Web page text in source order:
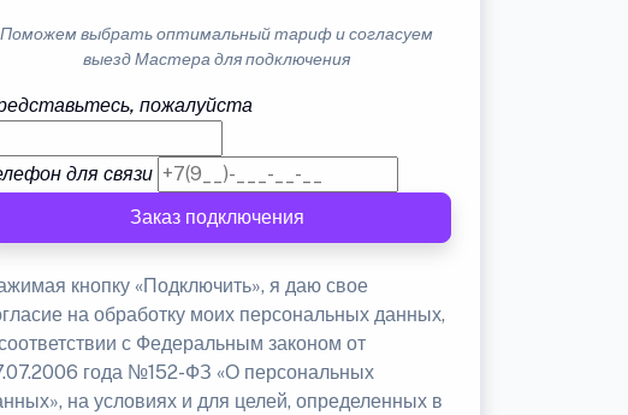
Поможем выбрать оптимальный тариф и согласуем
выезд Мастера для подключения
пожалуйста
для связи
Заказ подключения
кнопку «Подключить», я даю свое
на обработку моих персональных данных,
с Федеральным законом от
года №152-ФЗ «О персональных
на условиях и для целей, определенных в